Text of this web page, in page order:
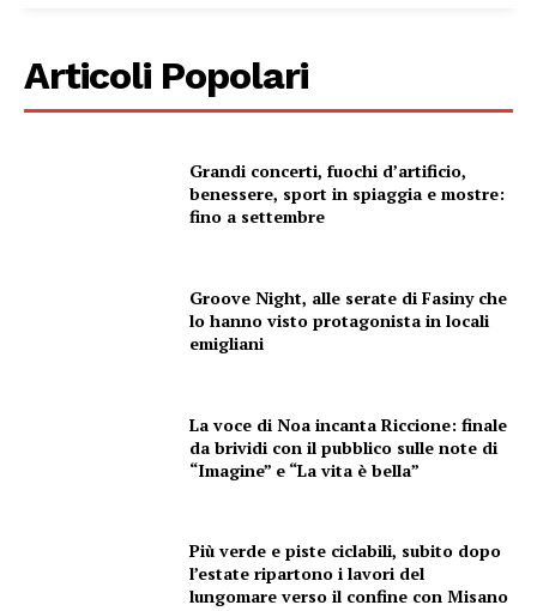
Canale TV 70/80/90
Articoli Popolari
Grandi concerti, fuochi d’artificio,
benessere, sport in spiaggia e mostre:
fino a settembre
Groove Night, alle serate di Fasiny che
lo hanno visto protagonista in locali
emigliani
La voce di Noa incanta Riccione: finale
da brividi con il pubblico sulle note di
“Imagine” e “La vita è bella”
Più verde e piste ciclabili, subito dopo
l’estate ripartono i lavori del
lungomare verso il confine con Misano